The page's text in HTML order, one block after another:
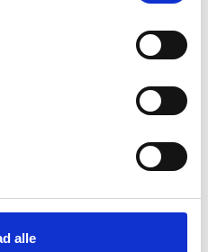
alle
mor og to storesøstre.
til Jylland, og da Ninette
Vestjyllands Højskole, der
Det var her, hun for alvor
Hans Otto Jørgensen,
blev meget begejstret
Han har efterfølgende
talenter, han er stødt
Han opfordrede